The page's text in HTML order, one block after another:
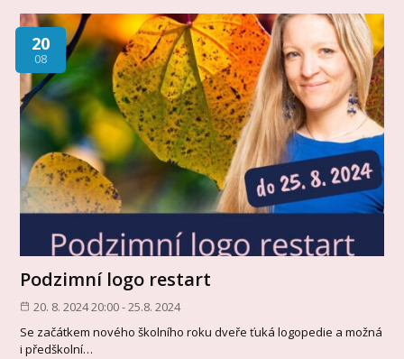
20
08
Podzimní logo restart
20. 8. 2024 20:00 - 25.8. 2024
Se začátkem nového školního roku dveře ťuká logopedie a možná
i předškolní…